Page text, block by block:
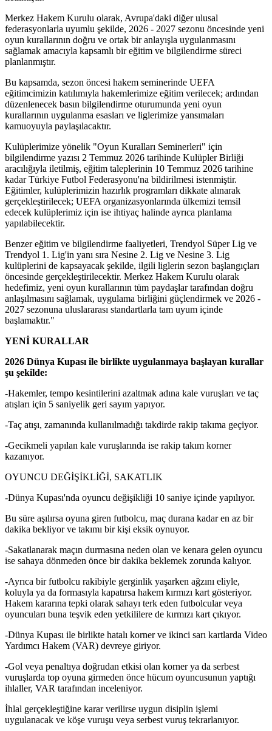
Merkez Hakem Kurulu olarak, Avrupa'daki diğer ulusal
federasyonlarla uyumlu şekilde, 2026 - 2027 sezonu öncesinde yeni
oyun kurallarının doğru ve ortak bir anlayışla uygulanmasını
sağlamak amacıyla kapsamlı bir eğitim ve bilgilendirme süreci
planlanmıştır.
Bu kapsamda, sezon öncesi hakem seminerinde UEFA
eğitimcimizin katılımıyla hakemlerimize eğitim verilecek; ardından
düzenlenecek basın bilgilendirme oturumunda yeni oyun
kurallarının uygulanma esasları ve liglerimize yansımaları
kamuoyuyla paylaşılacaktır.
Kulüplerimize yönelik "Oyun Kuralları Seminerleri" için
bilgilendirme yazısı 2 Temmuz 2026 tarihinde Kulüpler Birliği
aracılığıyla iletilmiş, eğitim taleplerinin 10 Temmuz 2026 tarihine
kadar Türkiye Futbol Federasyonu'na bildirilmesi istenmiştir.
Eğitimler, kulüplerimizin hazırlık programları dikkate alınarak
gerçekleştirilecek; UEFA organizasyonlarında ülkemizi temsil
edecek kulüplerimiz için ise ihtiyaç halinde ayrıca planlama
yapılabilecektir.
Benzer eğitim ve bilgilendirme faaliyetleri, Trendyol Süper Lig ve
Trendyol 1. Lig'in yanı sıra Nesine 2. Lig ve Nesine 3. Lig
kulüplerini de kapsayacak şekilde, ilgili liglerin sezon başlangıçları
öncesinde gerçekleştirilecektir. Merkez Hakem Kurulu olarak
hedefimiz, yeni oyun kurallarının tüm paydaşlar tarafından doğru
anlaşılmasını sağlamak, uygulama birliğini güçlendirmek ve 2026 -
2027 sezonuna uluslararası standartlarla tam uyum içinde
başlamaktır."
YENİ KURALLAR
2026 Dünya Kupası ile birlikte uygulanmaya başlayan kurallar
şu şekilde:
-Hakemler, tempo kesintilerini azaltmak adına kale vuruşları ve taç
atışları için 5 saniyelik geri sayım yapıyor.
-Taç atışı, zamanında kullanılmadığı takdirde rakip takıma geçiyor.
-Gecikmeli yapılan kale vuruşlarında ise rakip takım korner
kazanıyor.
OYUNCU DEĞİŞİKLİĞİ, SAKATLIK
-Dünya Kupası'nda oyuncu değişikliği 10 saniye içinde yapılıyor.
Bu süre aşılırsa oyuna giren futbolcu, maç durana kadar en az bir
dakika bekliyor ve takımı bir kişi eksik oynuyor.
-Sakatlanarak maçın durmasına neden olan ve kenara gelen oyuncu
ise sahaya dönmeden önce bir dakika beklemek zorunda kalıyor.
-Ayrıca bir futbolcu rakibiyle gerginlik yaşarken ağzını eliyle,
koluyla ya da formasıyla kapatırsa hakem kırmızı kart gösteriyor.
Hakem kararına tepki olarak sahayı terk eden futbolcular veya
oyuncuları buna teşvik eden yetkililere de kırmızı kart çıkıyor.
-Dünya Kupası ile birlikte hatalı korner ve ikinci sarı kartlarda Video
Yardımcı Hakem (VAR) devreye giriyor.
-Gol veya penaltıya doğrudan etkisi olan korner ya da serbest
vuruşlarda top oyuna girmeden önce hücum oyuncusunun yaptığı
ihlaller, VAR tarafından inceleniyor.
İhlal gerçekleştiğine karar verilirse uygun disiplin işlemi
uygulanacak ve köşe vuruşu veya serbest vuruş tekrarlanıyor.